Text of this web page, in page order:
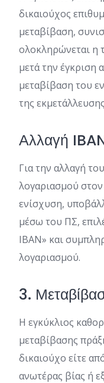
δικαιούχος
μεταβίβαση,
ολοκληρώνεται η
μετά την έγκριση
μεταβίβαση του
της
Αλλαγή
Για την αλλαγή
λογαριασμού
ενίσχυση,
μέσω του ΠΣ,
ΙΒΑΝ» και
λογαριασμού.
3.
Η εγκύκλιος
μεταβίβασης
δικαιούχο είτε
ανωτέρας βίας ή